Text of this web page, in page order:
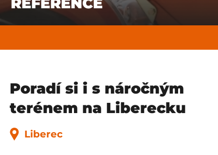
Poradí si i s náročným
terénem na Liberecku
Liberec